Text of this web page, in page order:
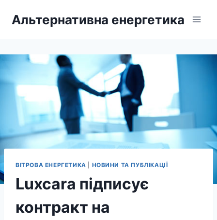
Альтернативна енергетика
ВІТРОВА ЕНЕРГЕТИКА НОВИНИ ТА ПУБЛІКАЦІЇ
Luxcara підписує
контракт на